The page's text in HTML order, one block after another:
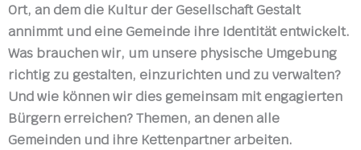
Ort, an dem die Kultur der Gesellschaft Gestalt
annimmt und eine Gemeinde ihre Identität entwickelt.
Was brauchen wir, um unsere physische Umgebung
richtig zu gestalten, einzurichten und zu verwalten?
Und wie können wir dies gemeinsam mit engagierten
Bürgern erreichen? Themen, an denen alle
Gemeinden und ihre Kettenpartner arbeiten.